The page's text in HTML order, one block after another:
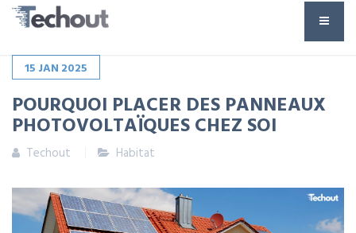
15 JAN 2025
POURQUOI PLACER DES PANNEAUX
PHOTOVOLTAÏQUES CHEZ SOI
Techout Habitat